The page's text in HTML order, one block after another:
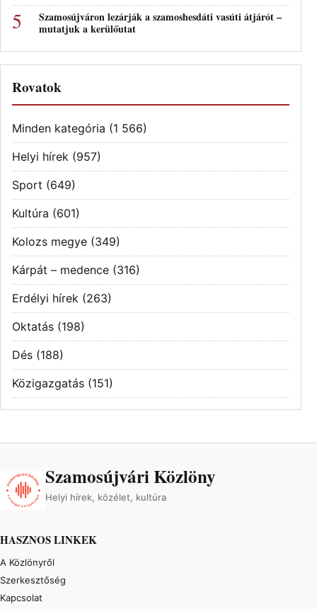
Szamosújváron lezárják a szamoshesdáti vasúti átjárót –
mutatjuk a kerülőutat
Rovatok
Minden kategória (1 566)
Helyi hírek (957)
Sport (649)
Kultúra (601)
Kolozs megye (349)
Kárpát – medence (316)
Erdélyi hírek (263)
Oktatás (198)
Dés (188)
Közigazgatás (151)
Szamosújvári Közlöny
Helyi hírek, közélet, kultúra
HASZNOS LINKEK
A Közlönyről
Szerkesztőség
Kapcsolat